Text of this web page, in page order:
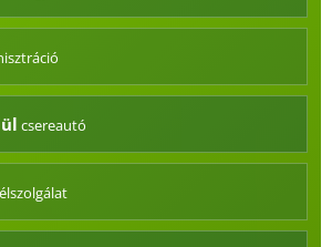
Gy.i.k.
csereautó